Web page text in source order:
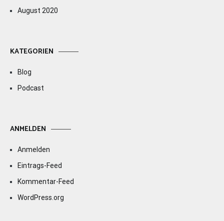
August 2020
KATEGORIEN
Blog
Podcast
ANMELDEN
Anmelden
Eintrags-Feed
Kommentar-Feed
WordPress.org